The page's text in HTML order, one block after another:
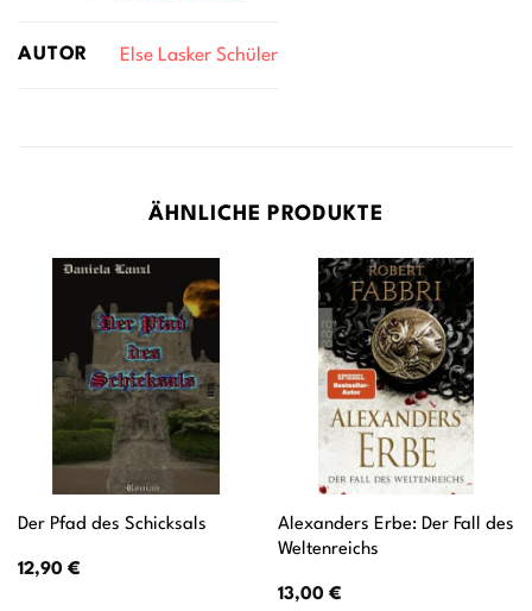
AUTOR Else Lasker Schüler
ÄHNLICHE PRODUKTE
Der Pfad des Schicksals
12,90 €
Alexanders Erbe: Der Fall des
Weltenreichs
13,00 €